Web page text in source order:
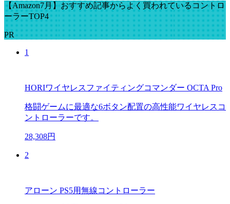
【Amazon7月】おすすめ記事からよく買われているコントロ
ーラーTOP4
PR
1
HORIワイヤレスファイティングコマンダー OCTA Pro
格闘ゲームに最適な6ボタン配置の高性能ワイヤレスコ
ントローラーです。
28,308円
2
アローン PS5用無線コントローラー